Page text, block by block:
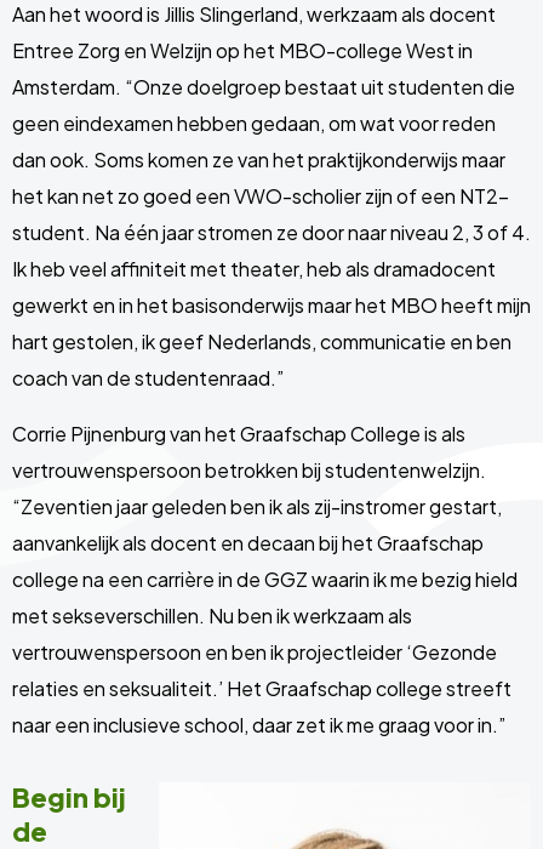
Aan het woord is Jillis Slingerland, werkzaam als docent
Entree Zorg en Welzijn op het MBO-college West in
Amsterdam. “Onze doelgroep bestaat uit studenten die
geen eindexamen hebben gedaan, om wat voor reden
dan ook. Soms komen ze van het praktijkonderwijs maar
het kan net zo goed een VWO-scholier zijn of een NT2-
student. Na één jaar stromen ze door naar niveau 2, 3 of 4.
Ik heb veel affiniteit met theater, heb als dramadocent
gewerkt en in het basisonderwijs maar het MBO heeft mijn
hart gestolen, ik geef Nederlands, communicatie en ben
coach van de studentenraad.”
Corrie Pijnenburg van het Graafschap College is als
vertrouwenspersoon betrokken bij studentenwelzijn.
“Zeventien jaar geleden ben ik als zij-instromer gestart,
aanvankelijk als docent en decaan bij het Graafschap
college na een carrière in de GGZ waarin ik me bezig hield
met sekseverschillen. Nu ben ik werkzaam als
vertrouwenspersoon en ben ik projectleider ‘Gezonde
relaties en seksualiteit.’ Het Graafschap college streeft
naar een inclusieve school, daar zet ik me graag voor in.”
Begin bij
de